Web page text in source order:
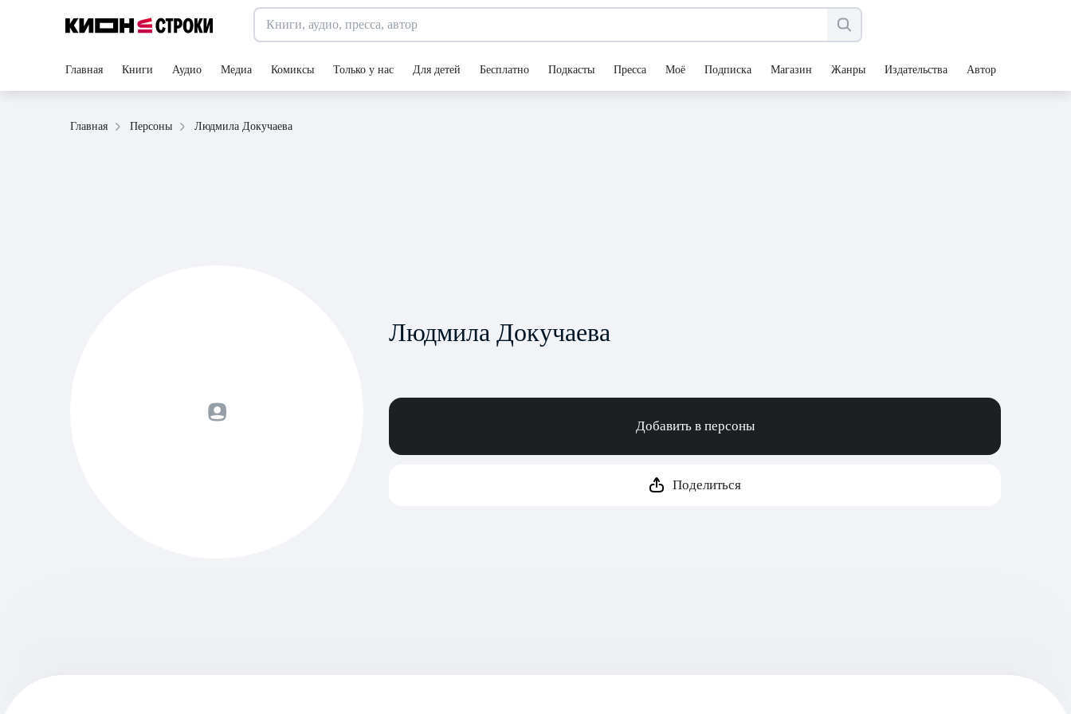
Главная Книги Аудио Медиа Комиксы Только у нас Для детей Бесплатно Подкасты Пресса Моё Подписка Магазин Жанры Издательства Авторы
Главная Персоны Людмила Докучаева
Людмила Докучаева
Добавить в персоны
Поделиться